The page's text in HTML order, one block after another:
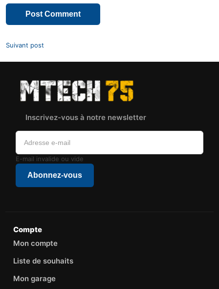
Suivant post
Inscrivez-vous à notre newsletter
E-mail invalide ou vide
Abonnez-vous
Compte
Mon compte
Liste de souhaits
Mon garage